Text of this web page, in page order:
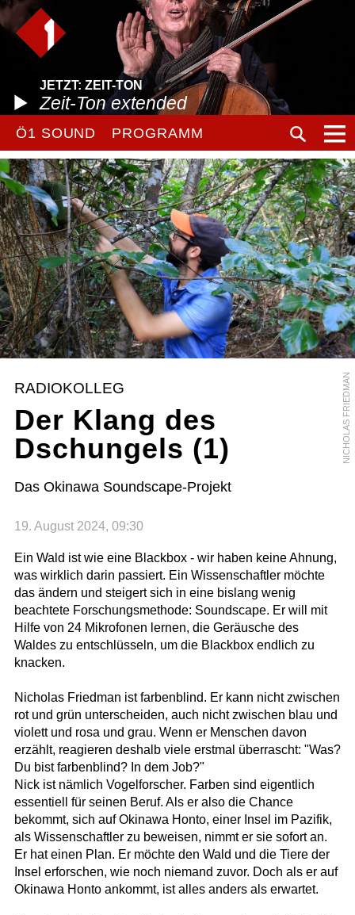
JETZT: ZEIT-TON
Zeit-Ton extended
Ö1 SOUND PROGRAMM
NICHOLAS FRIEDMAN
RADIOKOLLEG
Der Klang des
Dschungels (1)
Das Okinawa Soundscape-Projekt
19. August 2024, 09:30
Ein Wald ist wie eine Blackbox - wir haben keine Ahnung,
was wirklich darin passiert. Ein Wissenschaftler möchte
das ändern und steigert sich in eine bislang wenig
beachtete Forschungsmethode: Soundscape. Er will mit
Hilfe von 24 Mikrofonen lernen, die Geräusche des
Waldes zu entschlüsseln, um die Blackbox endlich zu
knacken.
Nicholas Friedman ist farbenblind. Er kann nicht zwischen
rot und grün unterscheiden, auch nicht zwischen blau und
violett und rosa und grau. Wenn er Menschen davon
erzählt, reagieren deshalb viele erstmal überrascht: "Was?
Du bist farbenblind? In dem Job?"
Nick ist nämlich Vogelforscher. Farben sind eigentlich
essentiell für seinen Beruf. Als er also die Chance
bekommt, sich auf Okinawa Honto, einer Insel im Pazifik,
als Wissenschaftler zu beweisen, nimmt er sie sofort an.
Er hat einen Plan. Er möchte den Wald und die Tiere der
Insel erforschen, wie noch niemand zuvor. Doch als er auf
Okinawa Honto ankommt, ist alles anders als erwartet.